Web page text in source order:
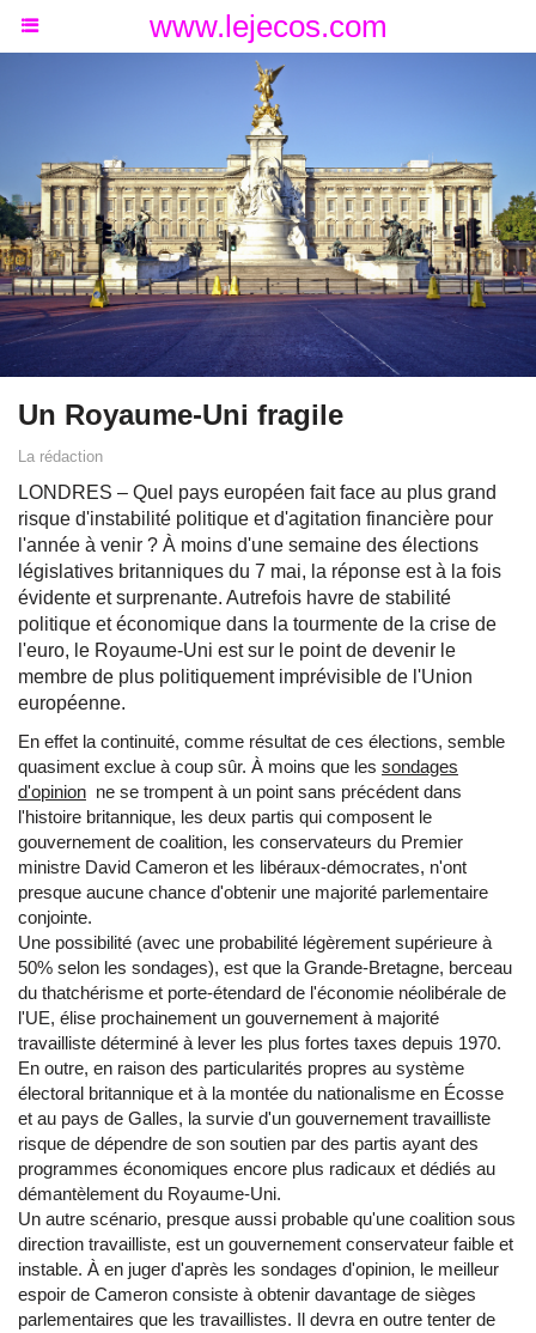
www.lejecos.com
Un Royaume-Uni fragile
La rédaction
LONDRES – Quel pays européen fait face au plus grand
risque d'instabilité politique et d'agitation financière pour
l'année à venir ? À moins d'une semaine des élections
législatives britanniques du 7 mai, la réponse est à la fois
évidente et surprenante. Autrefois havre de stabilité
politique et économique dans la tourmente de la crise de
l'euro, le Royaume-Uni est sur le point de devenir le
membre de plus politiquement imprévisible de l'Union
européenne.
En effet la continuité, comme résultat de ces élections, semble
quasiment exclue à coup sûr. À moins que les sondages
d'opinion ne se trompent à un point sans précédent dans
l'histoire britannique, les deux partis qui composent le
gouvernement de coalition, les conservateurs du Premier
ministre David Cameron et les libéraux-démocrates, n'ont
presque aucune chance d'obtenir une majorité parlementaire
conjointe.
Une possibilité (avec une probabilité légèrement supérieure à
50% selon les sondages), est que la Grande-Bretagne, berceau
du thatchérisme et porte-étendard de l'économie néolibérale de
l'UE, élise prochainement un gouvernement à majorité
travailliste déterminé à lever les plus fortes taxes depuis 1970.
En outre, en raison des particularités propres au système
électoral britannique et à la montée du nationalisme en Écosse
et au pays de Galles, la survie d'un gouvernement travailliste
risque de dépendre de son soutien par des partis ayant des
programmes économiques encore plus radicaux et dédiés au
démantèlement du Royaume-Uni.
Un autre scénario, presque aussi probable qu'une coalition sous
direction travailliste, est un gouvernement conservateur faible et
instable. À en juger d'après les sondages d'opinion, le meilleur
espoir de Cameron consiste à obtenir davantage de sièges
parlementaires que les travaillistes. Il devra en outre tenter de